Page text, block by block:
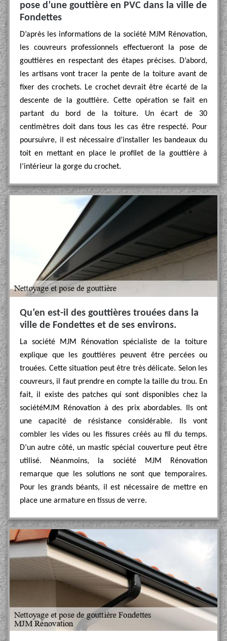
pose d’une gouttière en PVC dans la ville de
Fondettes
D’après les informations de la société MJM Rénovation,
les couvreurs professionnels effectueront la pose de
gouttières en respectant des étapes précises. D’abord,
les artisans vont tracer la pente de la toiture avant de
fixer des crochets. Le crochet devrait être écarté de la
descente de la gouttière. Cette opération se fait en
partant du bord de la toiture. Un écart de 30
centimètres doit dans tous les cas être respecté. Pour
poursuivre, il est nécessaire d’installer les bandeaux du
toit en mettant en place le profilet de la gouttière à
l’intérieur la gorge du crochet.
Qu’en est-il des gouttières trouées dans la
ville de Fondettes et de ses environs.
La société MJM Rénovation spécialiste de la toiture
explique que les gouttières peuvent être percées ou
trouées. Cette situation peut être très délicate. Selon les
couvreurs, il faut prendre en compte la taille du trou. En
fait, il existe des patches qui sont disponibles chez la
sociétéMJM Rénovation à des prix abordables. Ils ont
une capacité de résistance considérable. Ils vont
combler les vides ou les fissures créés au fil du temps.
D’un autre côté, un mastic spécial couverture peut être
utilisé. Néanmoins, la société MJM Rénovation
remarque que les solutions ne sont que temporaires.
Pour les grands béants, il est nécessaire de mettre en
place une armature en tissus de verre.